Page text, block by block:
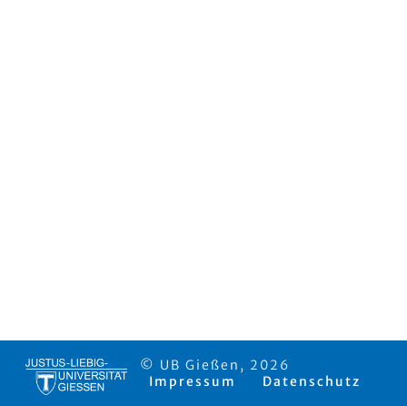
© UB Gießen, 2026
Impressum
Datenschutz